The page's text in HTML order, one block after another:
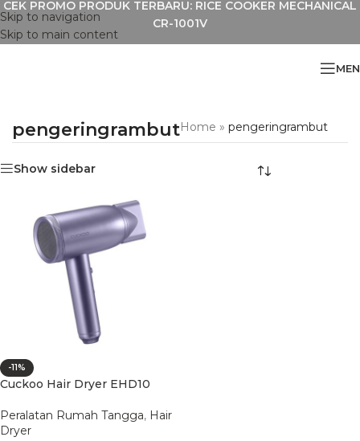
Skip to navigation
Skip to main content
CEK PROMO PRODUK TERBARU: RICE COOKER MECHANICAL
CR-1001V
pengeringrambutHome » pengeringrambut
Show sidebar
-11%
Cuckoo Hair Dryer EHD10
Peralatan Rumah Tangga, Hair
Dryer